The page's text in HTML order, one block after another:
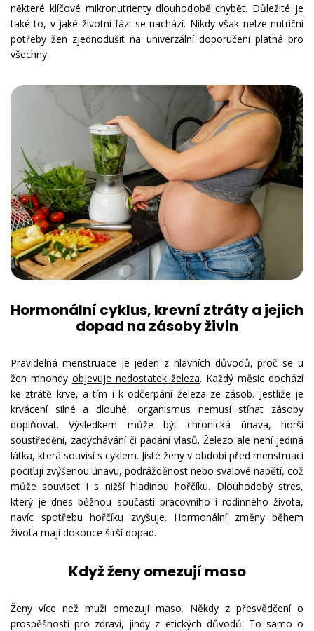
některé klíčové mikronutrienty dlouhodobě chybět. Důležité je
také to, v jaké životní fázi se nachází. Nikdy však nelze nutriční
potřeby žen zjednodušit na univerzální doporučení platná pro
všechny.
Hormonální cyklus, krevní ztráty a jejich
dopad na zásoby živin
Pravidelná menstruace je jeden z hlavních důvodů, proč se u
žen mnohdy objevuje nedostatek železa. Každý měsíc dochází
ke ztrátě krve, a tím i k odčerpání železa ze zásob. Jestliže je
krvácení silné a dlouhé, organismus nemusí stíhat zásoby
doplňovat. Výsledkem může být chronická únava, horší
soustředění, zadýchávání či padání vlasů. Železo ale není jediná
látka, která souvisí s cyklem. Jisté ženy v období před menstruací
pociťují zvýšenou únavu, podrážděnost nebo svalové napětí, což
může souviset i s nižší hladinou hořčíku. Dlouhodobý stres,
který je dnes běžnou součástí pracovního i rodinného života,
navíc spotřebu hořčíku zvyšuje. Hormonální změny během
života mají dokonce širší dopad.
Když ženy omezují maso
Ženy více než muži omezují maso. Někdy z přesvědčení o
prospěšnosti pro zdraví, jindy z etických důvodů. To samo o